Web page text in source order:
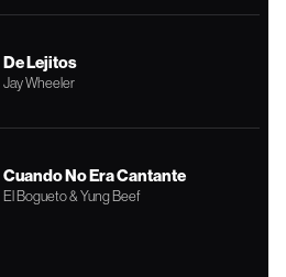
De Lejitos
Jay Wheeler
Cuando No Era Cantante
El Bogueto & Yung Beef